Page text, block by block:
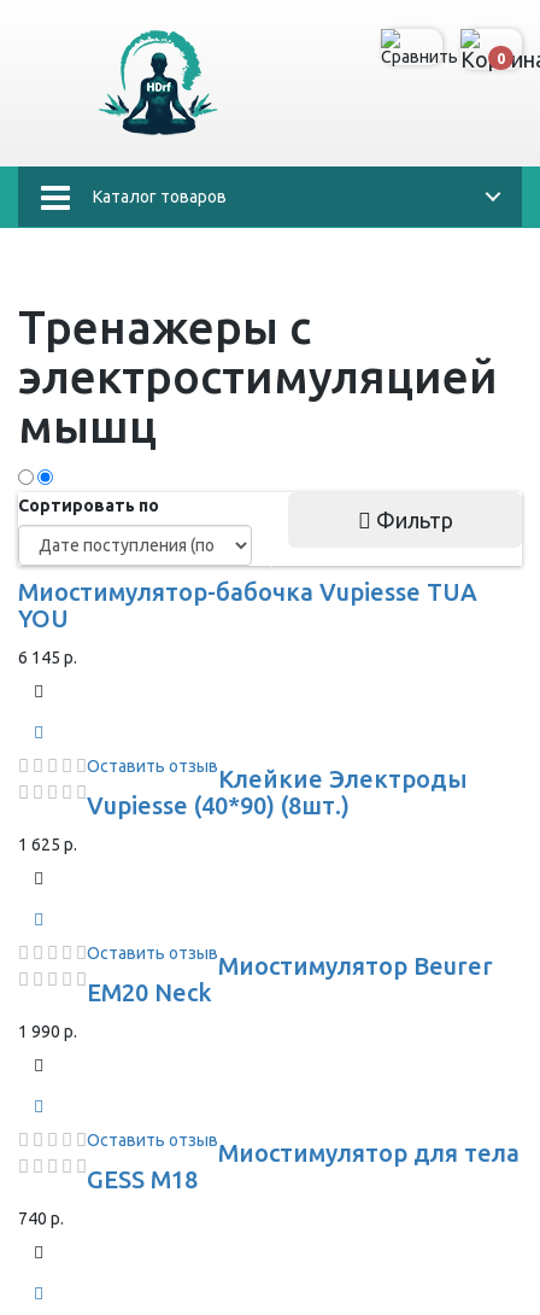
0
Каталог товаров
Тренажеры с
электростимуляцией
мышц
Сортировать по
Фильтр
Миостимулятор-бабочка Vupiesse TUA
YOU
6 145 р.
Оставить отзывКлейкие Электроды
Vupiesse (40*90) (8шт.)
1 625 р.
Оставить отзывМиостимулятор Beurer
EM20 Neck
1 990 р.
Оставить отзывМиостимулятор для тела
GESS M18
740 р.